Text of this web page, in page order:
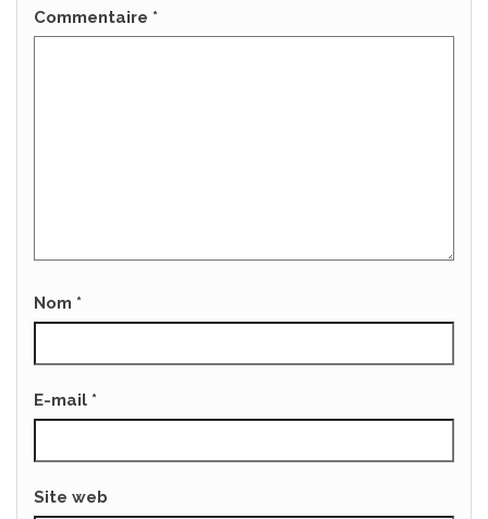
Commentaire *
Nom *
E-mail *
Site web